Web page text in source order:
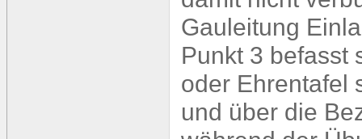
Gauleitung
Punkt 3 befasst
oder Ehrentafel
und über die